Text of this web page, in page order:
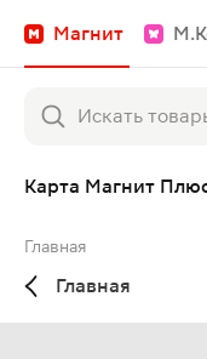
Магнит
Карта Магнит
Главная
Главная